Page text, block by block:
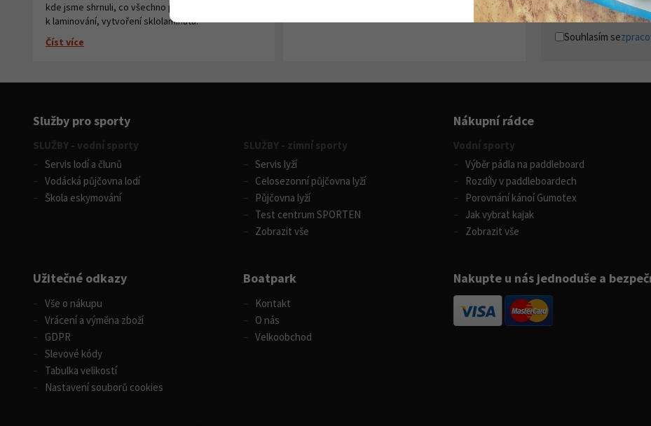
kde jsme shrnuli, co všechno potřebujete
k laminování, vytvoření sklolaminátu.
Číst více
Souhlasím se
Služby pro sporty
SLUŽBY - vodní sporty
Servis lodí a člunů
Vodácká půjčovna lodí
Škola eskymování
SLUŽBY - zimní sporty
Servis lyží
Celosezonní půjčovna lyží
Půjčovna lyží
Test centrum SPORTEN
Zobrazit vše
Nákupní rádce
Vodní sporty
Výběr pádla na paddleboard
Rozdíly v paddleboardech
Porovnání kánoí Gumotex
Jak vybrat kajak
Zobrazit vše
Užitečné odkazy
Vše o nákupu
Vrácení a výměna zboží
GDPR
Slevové kódy
Tabulka velikostí
Nastavení souborů cookies
Boatpark
Kontakt
O nás
Velkoobchod
Nakupte u nás jednoduše a